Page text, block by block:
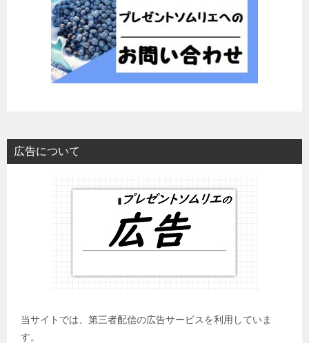
広告について
当サイトでは、第三者配信の広告サービスを利用していま
す。